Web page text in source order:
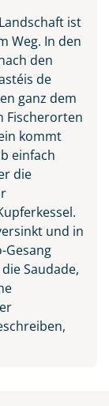
ist
Weg. In den
den
de
ganz dem
Fischerorten
kommt
einfach
die
und in
Gesang
Saudade,